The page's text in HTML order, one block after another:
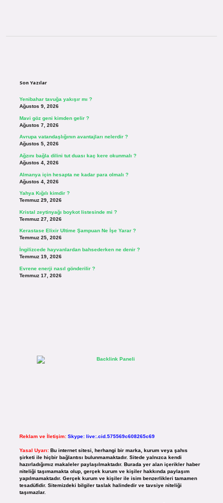
Son Yazılar
Yenibahar tavuğa yakışır mı ?
Ağustos 9, 2026
Mavi göz geni kimden gelir ?
Ağustos 7, 2026
Avrupa vatandaşlığının avantajları nelerdir ?
Ağustos 5, 2026
Ağzını bağla dilini tut duası kaç kere okunmalı ?
Ağustos 4, 2026
Almanya için hesapta ne kadar para olmalı ?
Ağustos 4, 2026
Yahya Kığılı kimdir ?
Temmuz 29, 2026
Kristal zeytinyağı boykot listesinde mi ?
Temmuz 27, 2026
Kerastase Elixir Ultime Şampuan Ne İşe Yarar ?
Temmuz 25, 2026
İngilizcede hayvanlardan bahsederken ne denir ?
Temmuz 19, 2026
Evrene enerji nasıl gönderilir ?
Temmuz 17, 2026
Reklam ve İletişim: Skype: live:.cid.575569c608265c69
Yasal Uyarı: Bu internet sitesi, herhangi bir marka, kurum veya şahıs
şirketi ile hiçbir bağlantısı bulunmamaktadır. Sitede yalnızca kendi
hazırladığımız makaleler paylaşılmaktadır. Burada yer alan içerikler haber
niteliği taşımamakta olup, gerçek kurum ve kişiler hakkında paylaşım
yapılmamaktadır. Gerçek kurum ve kişiler ile isim benzerlikleri tamamen
tesadüfidir. Sitemizdeki bilgiler taslak halindedir ve tavsiye niteliği
taşımazlar.